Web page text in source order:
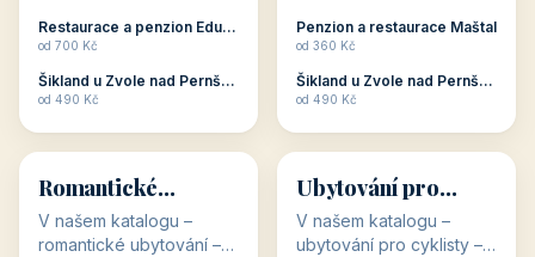
Restaurace a penzion Eduard
od 700 Kč
Šikland u Zvole nad Pernštejnem
od 490 Kč
Penzion a restaurace Maštal
od 360 Kč
Šikland u Zvole nad Pernštejnem
od 490 Kč
💕
💕
Romantické
ubytování
V našem katalogu –
romantické ubytování –
🚴
🚴
32 objektů
Ubytování pro
cyklisty
V našem katalogu –
ubytování pro cyklisty –